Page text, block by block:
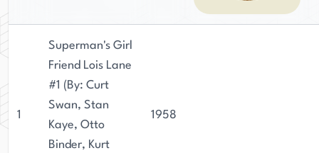
1
Superman's Girl
Friend Lois Lane
#1 (By: Curt
Swan, Stan
Kaye, Otto
Binder, Kurt
1958